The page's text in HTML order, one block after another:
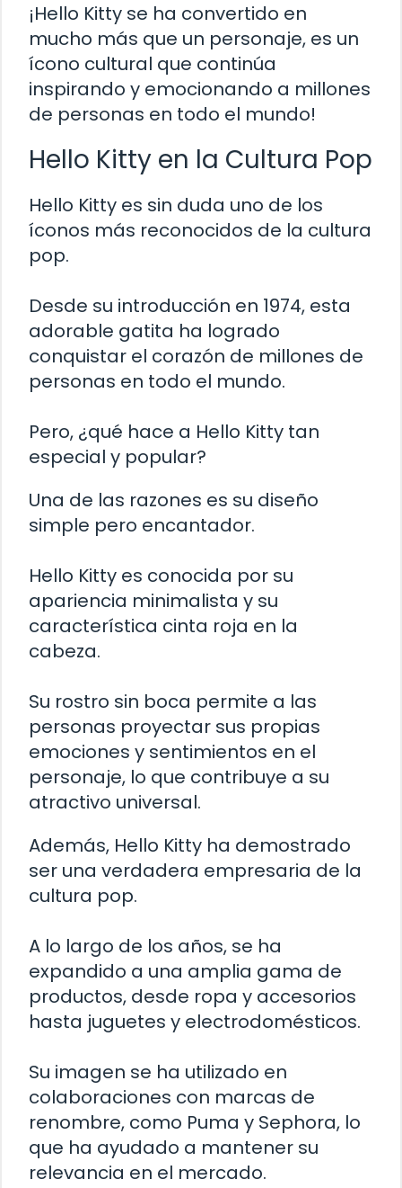
¡Hello Kitty se ha convertido en
mucho más que un personaje, es un
ícono cultural que continúa
inspirando y emocionando a millones
de personas en todo el mundo!
Hello Kitty en la Cultura Pop
Hello Kitty es sin duda uno de los
íconos más reconocidos de la cultura
pop.
Desde su introducción en 1974, esta
adorable gatita ha logrado
conquistar el corazón de millones de
personas en todo el mundo.
Pero, ¿qué hace a Hello Kitty tan
especial y popular?
Una de las razones es su diseño
simple pero encantador.
Hello Kitty es conocida por su
apariencia minimalista y su
característica cinta roja en la
cabeza.
Su rostro sin boca permite a las
personas proyectar sus propias
emociones y sentimientos en el
personaje, lo que contribuye a su
atractivo universal.
Además, Hello Kitty ha demostrado
ser una verdadera empresaria de la
cultura pop.
A lo largo de los años, se ha
expandido a una amplia gama de
productos, desde ropa y accesorios
hasta juguetes y electrodomésticos.
Su imagen se ha utilizado en
colaboraciones con marcas de
renombre, como Puma y Sephora, lo
que ha ayudado a mantener su
relevancia en el mercado.